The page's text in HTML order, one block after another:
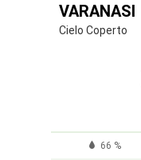
VARANASI
Cielo Coperto
66 %